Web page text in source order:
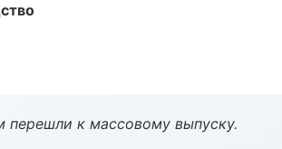
перешли к массовому выпуску.